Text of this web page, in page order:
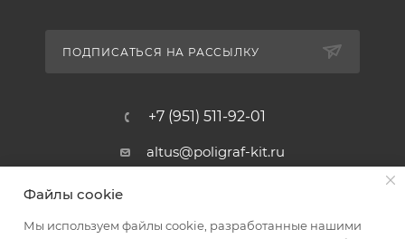
ПОДПИСАТЬСЯ НА РАССЫЛКУ
+7 (951) 511-92-01
altus@poligraf-kit.ru
Магазин-склад ТЦ "Альтус"
пос. Янтарный, Малое Зеленое
Файлы cookie
Мы используем файлы cookie, разработанные нашими